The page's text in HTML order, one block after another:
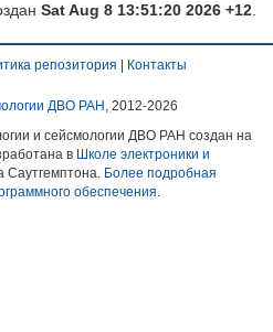
Sat Aug 8 13:51:20 2026 +12
репозитория Контакты
ДВО РАН , 2012-2026
и сейсмологии ДВО РАН создан на
в Школе электроники и
Саутгемптона. Более подробная
обеспечения.